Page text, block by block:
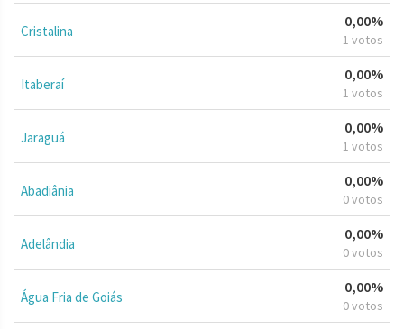
Cristalina
0,00%
1 votos
Itaberaí
0,00%
1 votos
Jaraguá
0,00%
1 votos
Abadiânia
0,00%
0 votos
Adelândia
0,00%
0 votos
Água Fria de Goiás
0,00%
0 votos